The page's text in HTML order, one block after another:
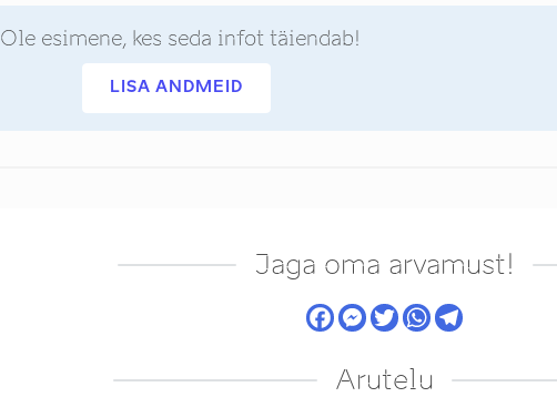
Ole esimene, kes seda infot täiendab!
LISA ANDMEID
Jaga oma arvamust!
Arutelu